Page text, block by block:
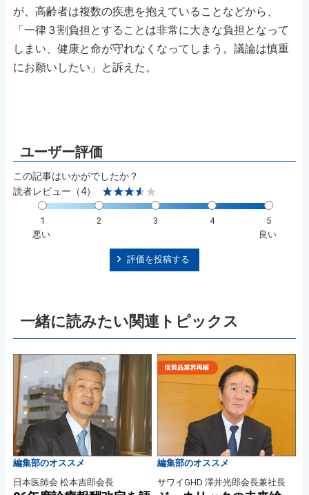
が、高齢者は複数の疾患を抱えていることなどから、
「一律３割負担とすることは非常に大きな負担となって
しまい、健康と命が守れなくなってしまう。議論は慎重
にお願いしたい」と訴えた。
この記事はいかがでしたか？
読者レビュー（4）
1 2 3 4
5
悪い
良い
評価を投稿する
一緒に読みたい関連トピックス
編集部のオススメ
日本医師会 松本吉郎会長
編集部のオススメ
サワイGHD 澤井光郎会長兼社長